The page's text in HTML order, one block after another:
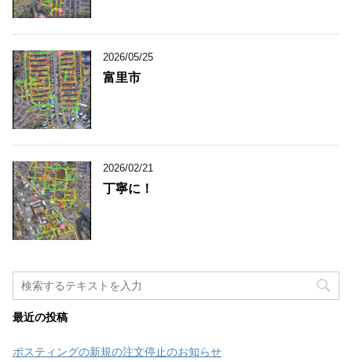
2026/05/25
富里市
2026/02/21
丁寧に！
最近の投稿
ポスティングの新規の注文停止のお知らせ